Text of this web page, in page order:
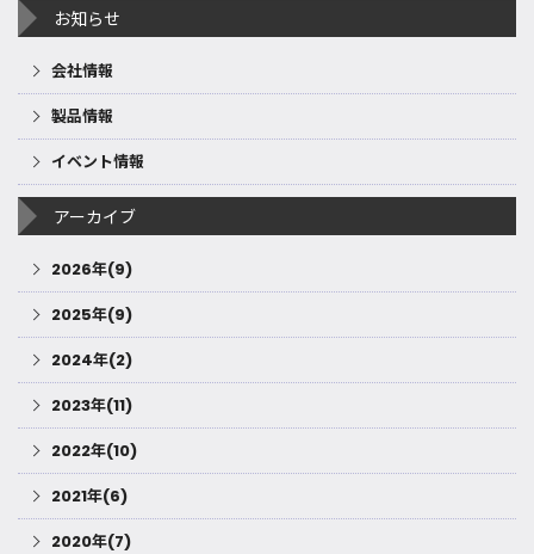
お知らせ
会社情報
製品情報
イベント情報
アーカイブ
2026年(9)
2025年(9)
2024年(2)
2023年(11)
2022年(10)
2021年(6)
2020年(7)